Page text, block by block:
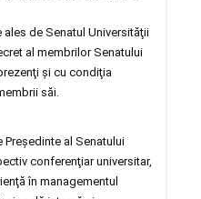
de Senatul Universităţii
al membrilor Senatului
şi cu condiţia
săi.
al Senatului
conferenţiar universitar,
în managementul